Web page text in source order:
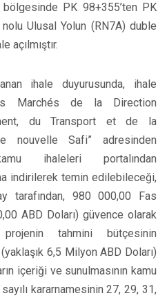
bölgesinde PK 98+355’ten PK
Ulusal Yolun (RN7A) duble
açılmıştır.
ihale duyurusunda, ihale
Marchés de la Direction
du Transport et de la
nouvelle Safi” adresinden
ihaleleri portalından
indirilerek temin edilebileceği,
tarafından, 980 000,00 Fas
ABD Doları) güvence olarak
projenin tahmini bütçesinin
6,5 Milyon ABD Doları)
içeriği ve sunulmasının kamu
kararnamesinin 27, 29, 31,